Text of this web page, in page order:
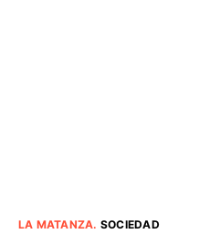
LA MATANZA. SOCIEDAD